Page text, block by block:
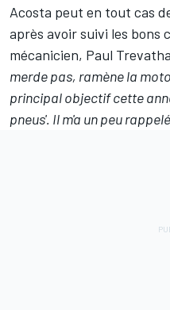
Acosta peut en tout cas
après avoir suivi les bons
mécanicien, Paul
merde pas, ramène la
principal objectif cette
pneus'. Il m'a un peu